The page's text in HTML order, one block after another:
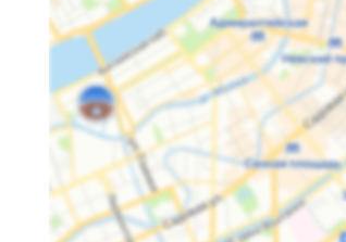
перспективной компании,
участвовать в удивительном